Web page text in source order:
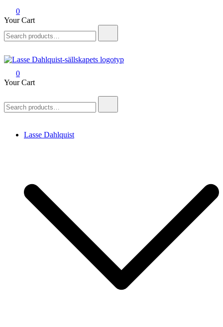
0
Your Cart
for:
Lasse Dahlquist-sällskapet
Allt om Lasse Dahlquist – kompositör, musiker, artist, kåsör och
skådespelare
0
Your Cart
for:
Lasse Dahlquist